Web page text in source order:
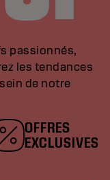
passionnés,
les tendances
de notre
OFFRES
EXCLUSIVES